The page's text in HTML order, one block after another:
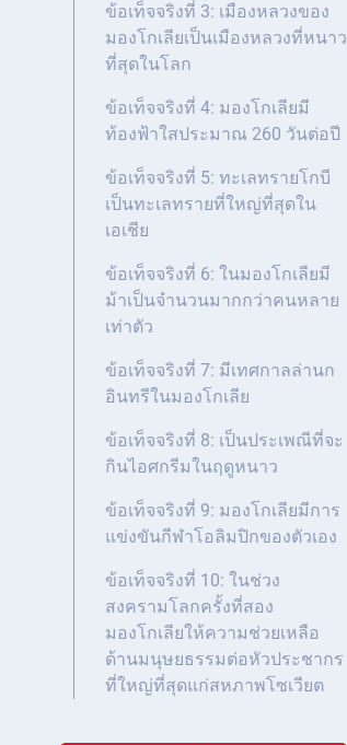
ข้อเท็จจริงที่ 3: เมืองหลวงของ
มองโกเลียเป็นเมืองหลวงที่หนาว
ที่สุดในโลก
ข้อเท็จจริงที่ 4: มองโกเลียมี
ท้องฟ้าใสประมาณ 260 วันต่อปี
ข้อเท็จจริงที่ 5: ทะเลทรายโกบี
เป็นทะเลทรายที่ใหญ่ที่สุดใน
เอเชีย
ข้อเท็จจริงที่ 6: ในมองโกเลียมี
ม้าเป็นจำนวนมากกว่าคนหลาย
เท่าตัว
ข้อเท็จจริงที่ 7: มีเทศกาลล่านก
อินทรีในมองโกเลีย
ข้อเท็จจริงที่ 8: เป็นประเพณีที่จะ
กินไอศกรีมในฤดูหนาว
ข้อเท็จจริงที่ 9: มองโกเลียมีการ
แข่งขันกีฬาโอลิมปิกของตัวเอง
ข้อเท็จจริงที่ 10: ในช่วง
สงครามโลกครั้งที่สอง
มองโกเลียให้ความช่วยเหลือ
ด้านมนุษยธรรมต่อหัวประชากร
ที่ใหญ่ที่สุดแก่สหภาพโซเวียต